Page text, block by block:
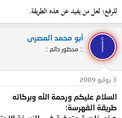
للرفع؛ لعل من يفيد عن هذه الطريقة.
أبو محمد المصرى
:: محظور دائم ::
3 يوليو 2009
السلام عليكم ورحمة الله وبركاته
طريقة الفهرسة: